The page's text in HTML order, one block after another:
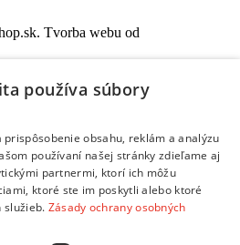
Tvorba webu od
spoločnosti Google a ich
stránku a skús to znova, prosím.
používa súbory
obsahu, reklám a analýzu
používaní našej stránky zdieľame aj
partnermi, ktorí ich môžu
ktoré ste im poskytli alebo ktoré
služieb. Zásady ochrany osobných